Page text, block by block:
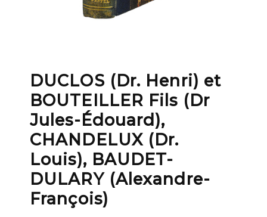
DUCLOS (Dr. Henri) et
BOUTEILLER Fils (Dr
Jules-Édouard),
CHANDELUX (Dr.
Louis), BAUDET-
DULARY (Alexandre-
François)